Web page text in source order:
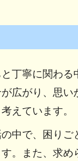
丁寧に関わる
広がり、思い
えています。
中で、困りご
。また、求め